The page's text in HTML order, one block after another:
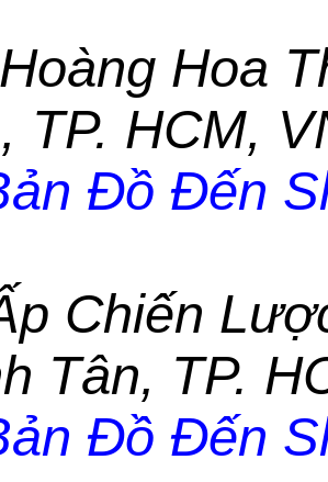
Hoa
, TP. HCM,
Đồ Đến
Chiến
Tân, TP.
Đồ Đến